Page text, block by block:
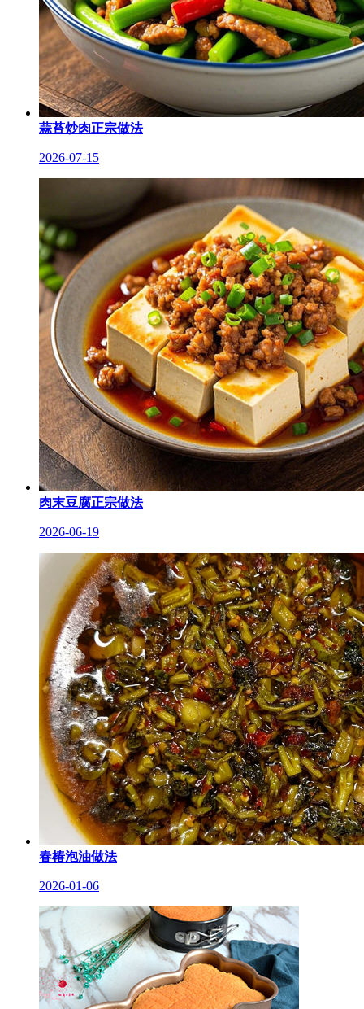
蒜苔炒肉正宗做法
2026-07-15
肉末豆腐正宗做法
2026-06-19
春椿泡油做法
2026-01-06